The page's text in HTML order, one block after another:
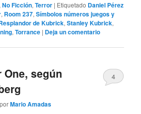
,No Ficción,Terror | Etiquetado Daniel Pérez
, Room 237,Símbolos números juegos y
de Kubrick,Stanley Kubrick,
,Torrance | Deja un comentario
One, según
porMario Amadas
4